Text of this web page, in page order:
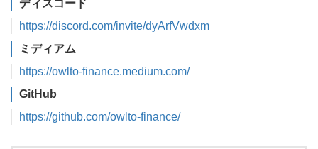
ディスコード
https://discord.com/invite/dyArfVwdxm
ミディアム
https://owlto-finance.medium.com/
GitHub
https://github.com/owlto-finance/